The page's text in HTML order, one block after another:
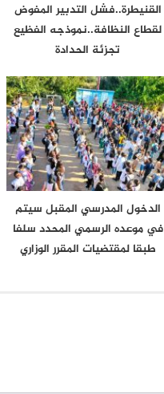
القنيطرة..فشل التدبير المفوض
لقطاع النظافة..نموذجه الفظيع
تجزئة الحدادة
الدخول المدرسي المقبل سیتم
في موعده الرسمي المحدد سلفا
طبقا لمقتضیات المقرر الوزاري